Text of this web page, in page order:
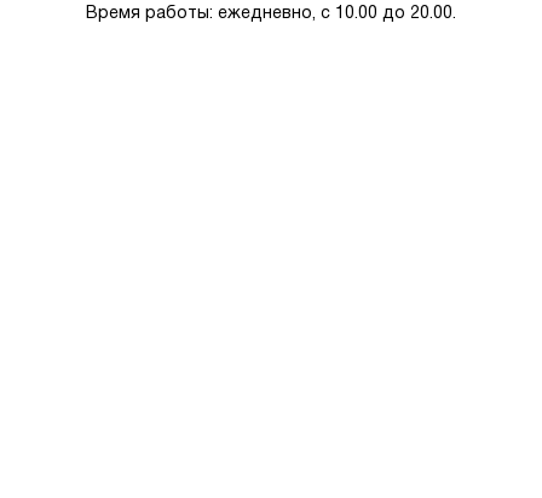
Время работы: ежедневно, с 10.00 до 20.00.